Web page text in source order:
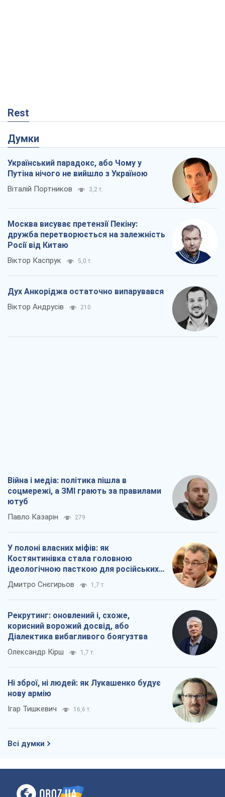
Rest
Думки
Український парадокс, або Чому у
Путіна нічого не вийшло з Україною
Віталій Портников 3,2 т.
Москва висуває претензії Пекіну:
дружба перетворюється на залежність
Росії від Китаю
Віктор Каспрук 5,0 т.
Дух Анкоріджа остаточно випарувався
Віктор Андрусів 210
Війна і медіа: політика пішла в
соцмережі, а ЗМІ грають за правилами
ютуб
Павло Казарін 279
У полоні власних міфів: як
Костянтинівка стала головною
ідеологічною пасткою для російських
окупантів
Дмитро Снєгирьов 1,7 т.
Рекрутинг: оновлений і, схоже,
корисний ворожий досвід, або
Діалектика вибагливого боягузтва
Олександр Кірш 1,7 т.
Ні зброї, ні людей: як Лукашенко будує
нову армію
Ігар Тишкевич 16,6 т.
Всі думки